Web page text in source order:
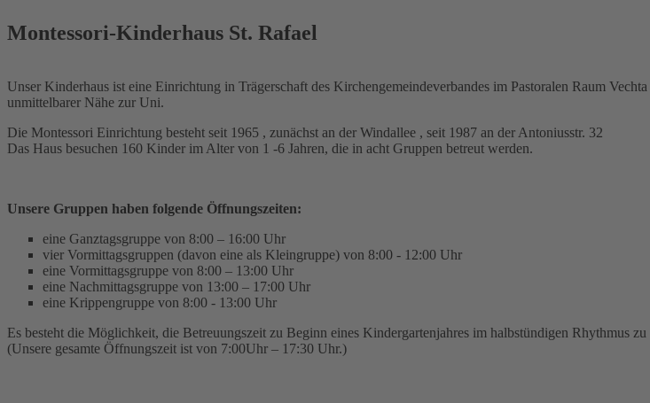
Montessori-Kinderhaus St. Rafael
Unser Kinderhaus ist eine Einrichtung in Trägerschaft des Kirchengemeindeverbandes im Pastoralen Raum
unmittelbarer Nähe zur Uni.
Die Montessori Einrichtung besteht seit 1965 , zunächst an der Windallee , seit 1987 an der Antoniusstr. 32
Das Haus besuchen 160 Kinder im Alter von 1 -6 Jahren, die in acht Gruppen betreut werden.
Unsere Gruppen haben folgende Öffnungszeiten:
eine Ganztagsgruppe von 8:00 – 16:00 Uhr
vier Vormittagsgruppen (davon eine als Kleingruppe) von 8:00 - 12:00 Uhr
eine Vormittagsgruppe von 8:00 – 13:00 Uhr
eine Nachmittagsgruppe von 13:00 – 17:00 Uhr
eine Krippengruppe von 8:00 - 13:00 Uhr
Es besteht die Möglichkeit, die Betreuungszeit zu Beginn eines Kindergartenjahres im halbstündigen Rhythmus zu
(Unsere gesamte Öffnungszeit ist von 7:00Uhr – 17:30 Uhr.)